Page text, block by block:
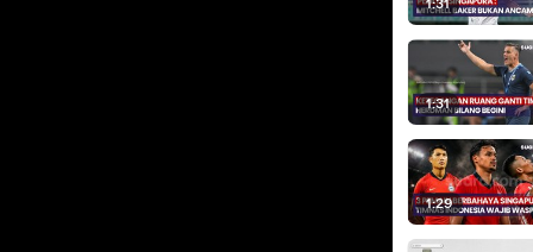
1:31
1:31
1:29